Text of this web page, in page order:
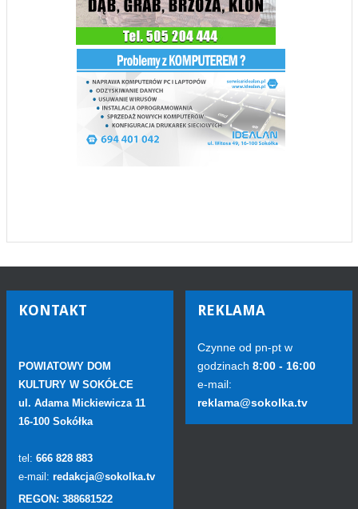
KONTAKT
POWIATOWY DOM
KULTURY W SOKÓŁCE
ul. Adama Mickiewicza 11
16-100 Sokółka
tel: 666 828 883
e-mail: redakcja@sokolka.tv
REGON: 388681522
REKLAMA
Czynne od pn-pt w
godzinach 8:00 - 16:00
e-mail:
reklama@sokolka.tv